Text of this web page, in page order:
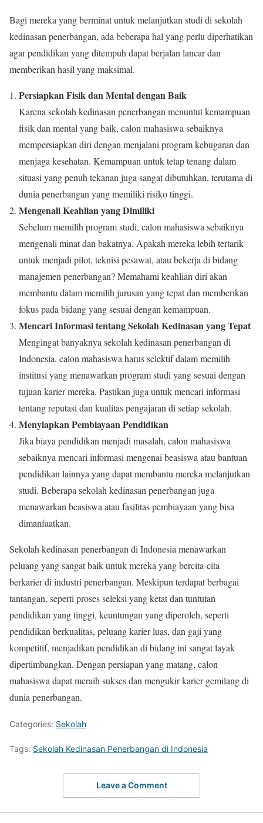
Bagi mereka yang berminat untuk melanjutkan studi di sekolah
kedinasan penerbangan, ada beberapa hal yang perlu diperhatikan
agar pendidikan yang ditempuh dapat berjalan lancar dan
memberikan hasil yang maksimal.
Persiapkan Fisik dan Mental dengan Baik
Karena sekolah kedinasan penerbangan menuntut kemampuan
fisik dan mental yang baik, calon mahasiswa sebaiknya
mempersiapkan diri dengan menjalani program kebugaran dan
menjaga kesehatan. Kemampuan untuk tetap tenang dalam
situasi yang penuh tekanan juga sangat dibutuhkan, terutama di
dunia penerbangan yang memiliki risiko tinggi.
Mengenali Keahlian yang Dimiliki
Sebelum memilih program studi, calon mahasiswa sebaiknya
mengenali minat dan bakatnya. Apakah mereka lebih tertarik
untuk menjadi pilot, teknisi pesawat, atau bekerja di bidang
manajemen penerbangan? Memahami keahlian diri akan
membantu dalam memilih jurusan yang tepat dan memberikan
fokus pada bidang yang sesuai dengan kemampuan.
Mencari Informasi tentang Sekolah Kedinasan yang Tepat
Mengingat banyaknya sekolah kedinasan penerbangan di
Indonesia, calon mahasiswa harus selektif dalam memilih
institusi yang menawarkan program studi yang sesuai dengan
tujuan karier mereka. Pastikan juga untuk mencari informasi
tentang reputasi dan kualitas pengajaran di setiap sekolah.
Menyiapkan Pembiayaan Pendidikan
Jika biaya pendidikan menjadi masalah, calon mahasiswa
sebaiknya mencari informasi mengenai beasiswa atau bantuan
pendidikan lainnya yang dapat membantu mereka melanjutkan
studi. Beberapa sekolah kedinasan penerbangan juga
menawarkan beasiswa atau fasilitas pembiayaan yang bisa
dimanfaatkan.
Sekolah kedinasan penerbangan di Indonesia menawarkan
peluang yang sangat baik untuk mereka yang bercita-cita
berkarier di industri penerbangan. Meskipun terdapat berbagai
tantangan, seperti proses seleksi yang ketat dan tuntutan
pendidikan yang tinggi, keuntungan yang diperoleh, seperti
pendidikan berkualitas, peluang karier luas, dan gaji yang
kompetitif, menjadikan pendidikan di bidang ini sangat layak
dipertimbangkan. Dengan persiapan yang matang, calon
mahasiswa dapat meraih sukses dan mengukir karier gemilang di
dunia penerbangan.
Categories: Sekolah
Tags: Sekolah Kedinasan Penerbangan di Indonesia
Leave a Comment